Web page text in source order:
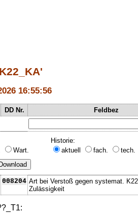
16:55:56
DD Nr. Feldbez
Wart.
Historie:
aktuell
fach. tech.
008204 Art bei Verstoß gegen systemat. K22
Zulässigkeit
: